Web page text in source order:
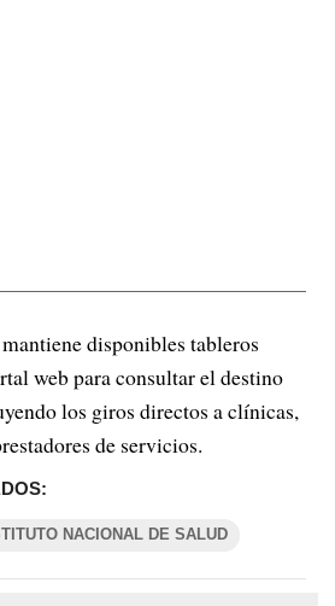
disponibles tableros
web para consultar el destino
los giros directos a clínicas,
de servicios.
NACIONAL DE SALUD